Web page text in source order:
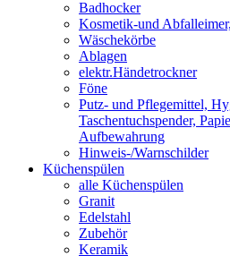
Badhocker
Kosmetik-und Abfalleimer,
Wäschekörbe
Ablagen
elektr.Händetrockner
Föne
Putz- und Pflegemittel,
Taschentuchspender,
Aufbewahrung
Hinweis-/Warnschilder
Küchenspülen
alle Küchenspülen
Granit
Edelstahl
Zubehör
Keramik